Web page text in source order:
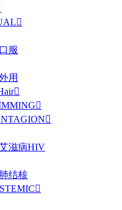

口服
用



滋病HIV
肺结核
